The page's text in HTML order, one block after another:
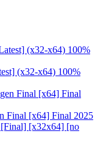
(x32-x64) 100%
Final [x64] Final 2025